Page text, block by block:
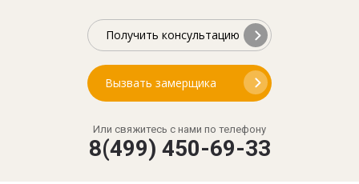
Получить консультацию
Вызвать замерщика
Или свяжитесь с нами по телефону
8(499) 450-69-33